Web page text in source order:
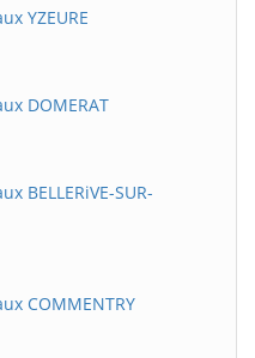
YZEURE
DOMERAT
BELLERiVE-SUR-
COMMENTRY